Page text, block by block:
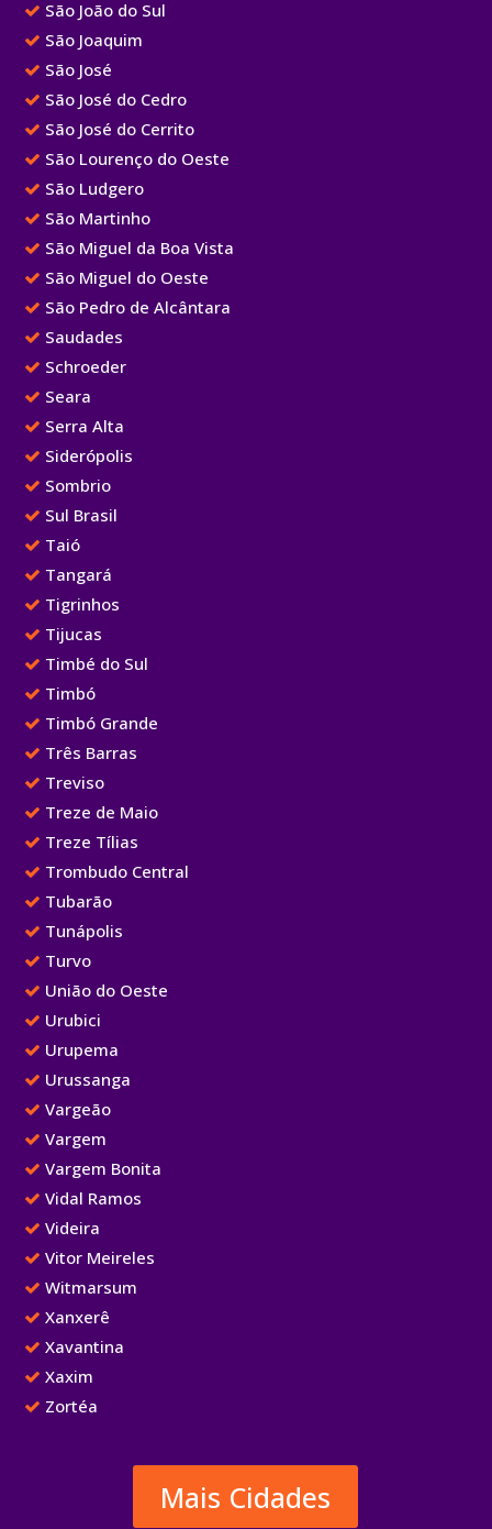
São João do Sul
São Joaquim
São José
São José do Cedro
São José do Cerrito
São Lourenço do Oeste
São Ludgero
São Martinho
São Miguel da Boa Vista
São Miguel do Oeste
São Pedro de Alcântara
Saudades
Schroeder
Seara
Serra Alta
Siderópolis
Sombrio
Sul Brasil
Taió
Tangará
Tigrinhos
Tijucas
Timbé do Sul
Timbó
Timbó Grande
Três Barras
Treviso
Treze de Maio
Treze Tílias
Trombudo Central
Tubarão
Tunápolis
Turvo
União do Oeste
Urubici
Urupema
Urussanga
Vargeão
Vargem
Vargem Bonita
Vidal Ramos
Videira
Vitor Meireles
Witmarsum
Xanxerê
Xavantina
Xaxim
Zortéa
Mais Cidades